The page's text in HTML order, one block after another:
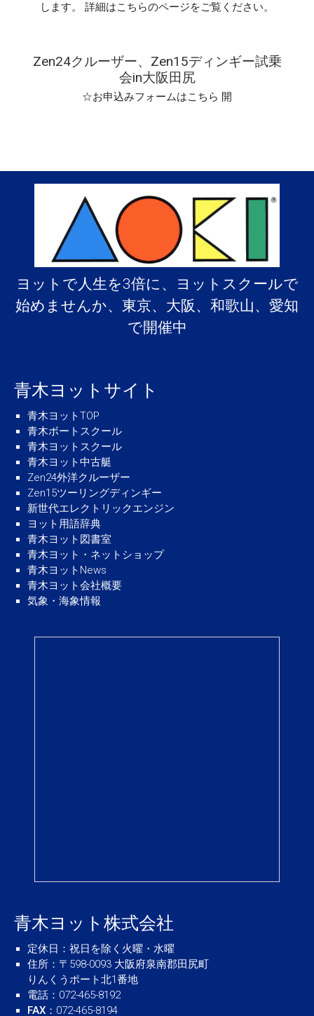
します。 詳細はこちらのページをご覧ください。
Zen24クルーザー、Zen15ディンギー試乗
会in大阪田尻
☆お申込みフォームはこちら 開
ヨットで人生を3倍に、ヨットスクールで
始めませんか、東京、大阪、和歌山、愛知
で開催中
青木ヨットサイト
青木ヨットTOP
青木ボートスクール
青木ヨットスクール
青木ヨット中古艇
Zen24外洋クルーザー
Zen15ツーリングディンギー
新世代エレクトリックエンジン
ヨット用語辞典
青木ヨット図書室
青木ヨット・ネットショップ
青木ヨットNews
青木ヨット会社概要
気象・海象情報
青木ヨット株式会社
定休日 ：祝日を除く火曜・水曜
住所 ：〒598-0093 大阪府泉南郡田尻町
りんくうポート北1番地
電話 ：072-465-8192
FAX ：072-465-8194